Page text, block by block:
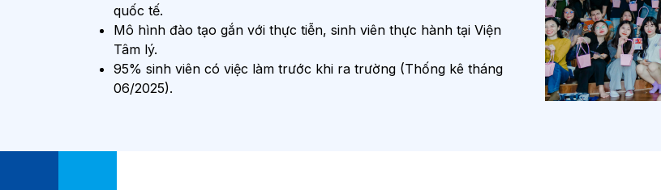
quốc tế.
Mô hình đào tạo gắn với thực tiễn, sinh viên thực hành tại Viện
Tâm lý.
95% sinh viên có việc làm trước khi ra trường (Thống kê tháng
06/2025).